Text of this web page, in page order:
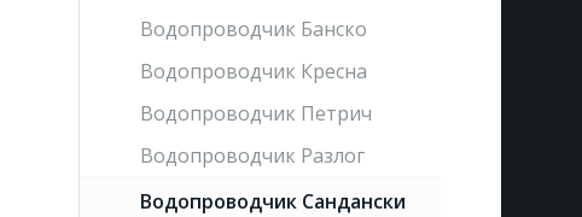
Водопроводчик Банско
Водопроводчик Кресна
Водопроводчик Петрич
Водопроводчик Разлог
Водопроводчик Сандански